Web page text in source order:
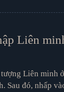
Liên
Liên minh
Sau đó, nhấp